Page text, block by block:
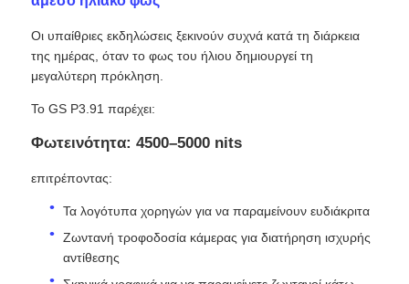
Οι υπαίθριες εκδηλώσεις ξεκινούν συχνά κατά τη διάρκεια
της ημέρας, όταν το φως του ήλιου δημιουργεί τη
μεγαλύτερη πρόκληση.
Το GS P3.91 παρέχει:
Φωτεινότητα: 4500–5000 nits
επιτρέποντας:
Τα λογότυπα χορηγών για να παραμείνουν ευδιάκριτα
Ζωντανή τροφοδοσία κάμερας για διατήρηση ισχυρής
αντίθεσης